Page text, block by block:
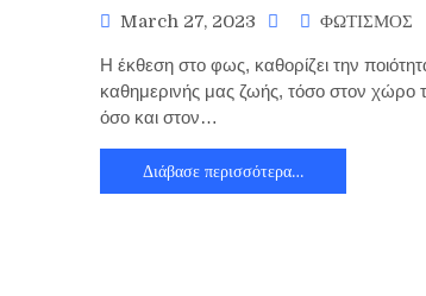
March 27, 2023 ΦΩΤΙΣΜΟΣ
Η έκθεση στο φως, καθορίζει την
καθημερινής μας ζωής, τόσο στον χώρο
όσο και στον…
Διάβασε περισσότερα…